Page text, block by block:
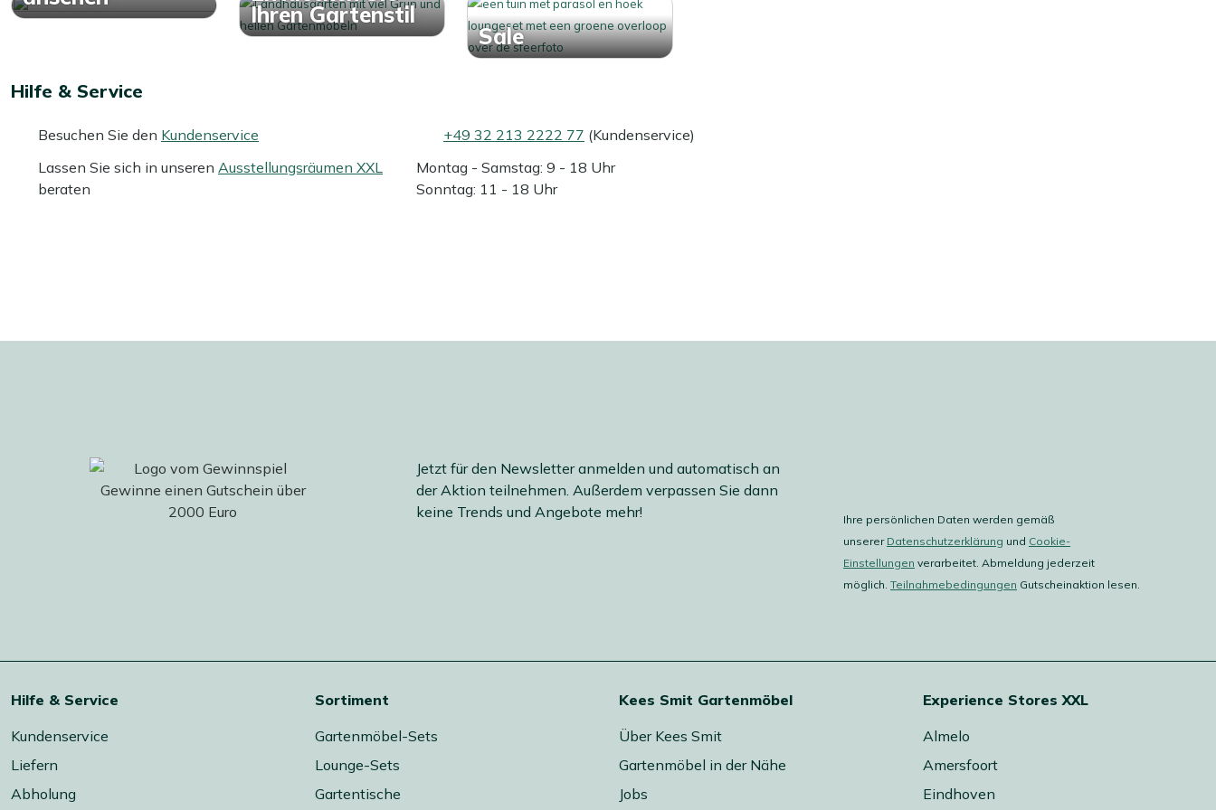
Ihren Gartenstil
Sale
Hilfe & Service
Besuchen Sie den Kundenservice
Lassen Sie sich in unseren Ausstellungsräumen XXL
beraten
+49 32 213 2222 77 (Kundenservice)
Montag - Samstag: 9 - 18 Uhr
Sonntag: 11 - 18 Uhr
Jetzt für den Newsletter anmelden und automatisch an
der Aktion teilnehmen. Außerdem verpassen Sie dann
keine Trends und Angebote mehr!
Ihre persönlichen Daten werden gemäß
unserer Datenschutzerklärung und Cookie-
Einstellungen verarbeitet. Abmeldung jederzeit
möglich. Teilnahmebedingungen Gutscheinaktion lesen.
Hilfe & Service
Kundenservice
Liefern
Abholung
Sortiment
Gartenmöbel-Sets
Lounge-Sets
Gartentische
Kees Smit Gartenmöbel
Über Kees Smit
Gartenmöbel in der Nähe
Jobs
Experience Stores XXL
Almelo
Amersfoort
Eindhoven